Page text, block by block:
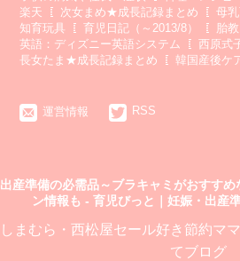
楽天
次女まめ★成長記録まとめ
母
知育玩具
育児日記（～2013/8）
胎
英語：ディズニー英語システム
西原式
長女たま★成長記録まとめ
韓国産後ケ
運営情報 RSS
出産準備の必需品～ブラキャミがおすす
ン情報も - 育児びっと｜妊娠・出産
しまむら・西松屋セール好き節約マ
てブログ